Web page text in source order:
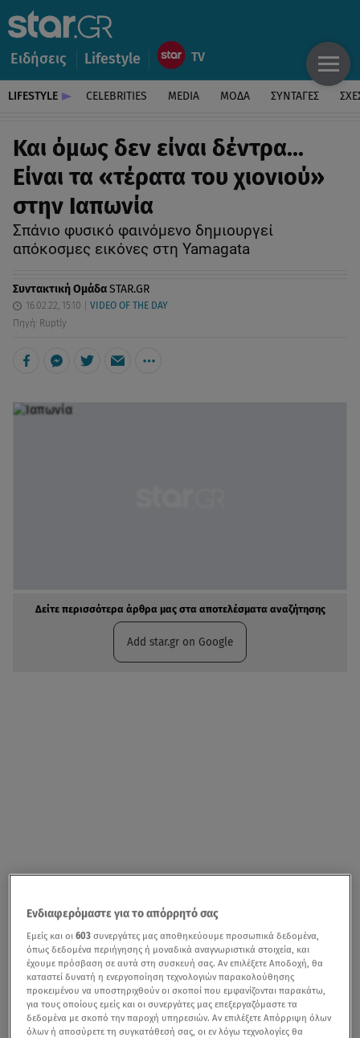
Ειδήσεις Lifestyle
LIFESTYLE CELEBRITIES MEDIA ΜΟΔΑ ΣΥΝΤΑΓΕΣ
Και όμως δεν είναι δέντρα...
Είναι τα «τέρατα του χιονιού»
στην Ιαπωνία
Σπάνιο φυσικό φαινόμενο δημιουργεί
απόκοσμες εικόνες στη Yamagata
Συντακτική ΟμάδαSTAR.GR
16.02.22, 15:10
VIDEO OF THE DAY
Πηγή: Ruptly
Δείτε περισσότερα άρθρα μας στα αποτελέσματα αναζήτησης
Add star.gr on Google
Ενδιαφερόμαστε για το απόρρητό σας
Εμείς και οι603 συνεργάτες μας αποθηκεύουμε προσωπικά δεδομένα,
όπως δεδομένα περιήγησης ή μοναδικά αναγνωριστικά στοιχεία, και
έχουμε πρόσβαση σε αυτά στη συσκευή σας. Αν επιλέξετε Αποδοχή, θα
καταστεί δυνατή η ενεργοποίηση τεχνολογιών παρακολούθησης
προκειμένου να υποστηριχθούν οι σκοποί που εμφανίζονται παρακάτω,
για τους οποίους εμείς και οι συνεργάτες μας επεξεργαζόμαστε τα
δεδομένα με σκοπό την παροχή υπηρεσιών. Αν επιλέξετε Απόρριψη όλων
όλων ή αποσύρετε τη συγκατάθεσή σας, οι εν λόγω τεχνολογίες θα